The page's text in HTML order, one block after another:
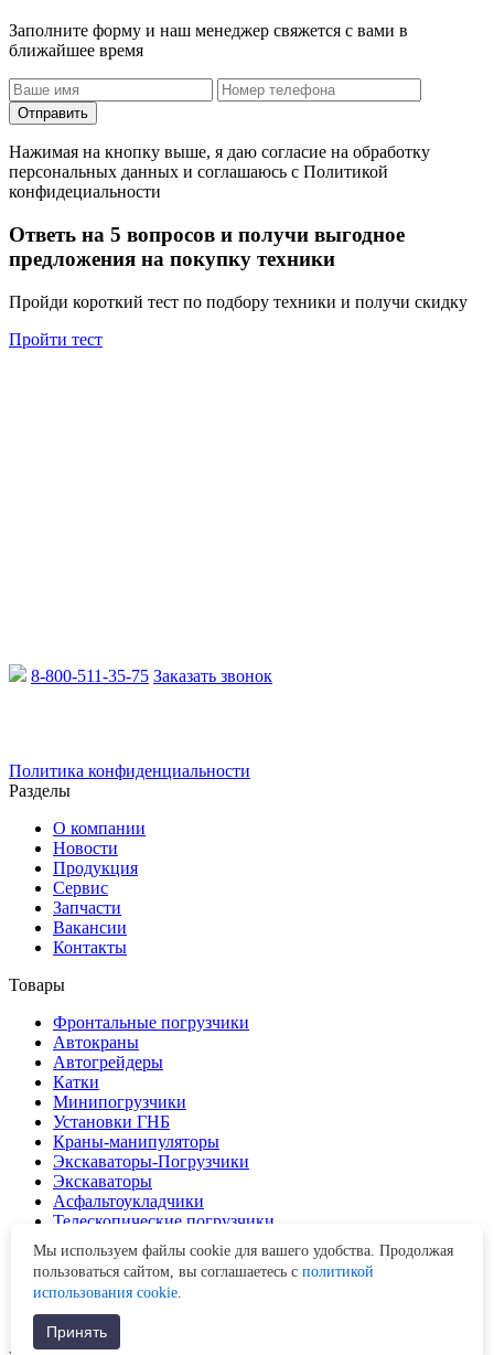
Заполните форму и наш менеджер свяжется с вами в
ближайшее время
Отправить
Нажимая на кнопку выше, я даю согласие на обработку
персональных данных и соглашаюсь с Политикой
конфидециальности
Ответь на 5 вопросов и получи выгодное
предложения на покупку техники
Пройди короткий тест по подбору техники и получи скидку
Пройти тест
8-800-511-35-75 Заказать звонок
Политика конфиденциальности
Разделы
О компании
Новости
Продукция
Сервис
Запчасти
Вакансии
Контакты
Товары
Фронтальные погрузчики
Автокраны
Автогрейдеры
Катки
Минипогрузчики
Установки ГНБ
Краны-манипуляторы
Экскаваторы-Погрузчики
Экскаваторы
Асфальтоукладчики
Телескопические погрузчики
Гусеничные краны
Буровые установки
Асфальтобетонные заводы
Дорожные фрезы
Ресайклеры
Мы используем файлы cookie для вашего удобства. Продолжая
пользоваться сайтом, вы соглашаетесь с политикой
использования cookie.
Принять